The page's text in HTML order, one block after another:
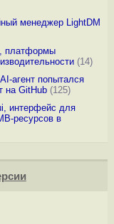
менеджер LightDM
платформы
(14)
агент попытался
на GitHub(125)
интерфейс для
ресурсов в